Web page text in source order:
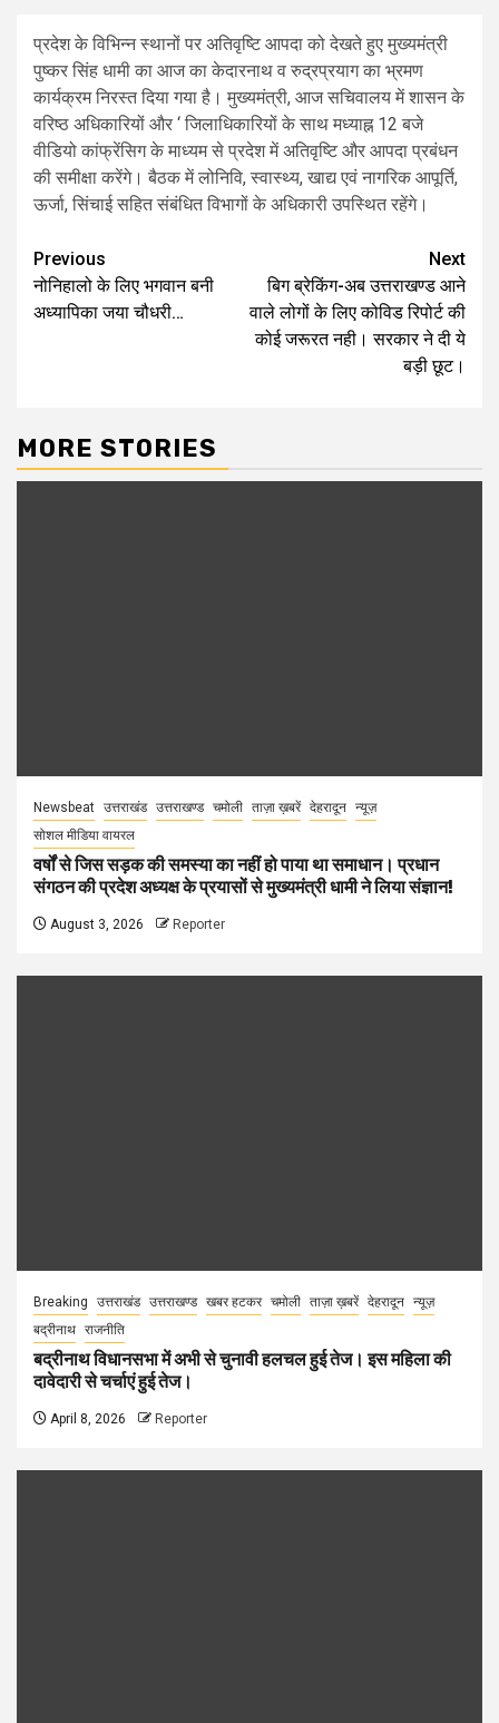
प्रदेश के विभिन्न स्थानों पर अतिवृष्टि आपदा को देखते हुए मुख्यमंत्री
पुष्कर सिंह धामी का आज का केदारनाथ व रुद्रप्रयाग का भ्रमण
कार्यक्रम निरस्त दिया गया है। मुख्यमंत्री, आज सचिवालय में शासन के
वरिष्ठ अधिकारियों और ‘ जिलाधिकारियों के साथ मध्याह्न 12 बजे
वीडियो कांफ्रेंसिग के माध्यम से प्रदेश में अतिवृष्टि और आपदा प्रबंधन
की समीक्षा करेंगे। बैठक में लोनिवि, स्वास्थ्य, खाद्य एवं नागरिक आपूर्ति,
ऊर्जा, सिंचाई सहित संबंधित विभागों के अधिकारी उपस्थित रहेंगे।
Post
navigation
Previous
नोनिहालो के लिए भगवान बनी
अध्यापिका जया चौधरी…
Next
बिग ब्रेकिंग-अब उत्तराखण्ड आने
वाले लोगों के लिए कोविड रिपोर्ट की
कोई जरूरत नही। सरकार ने दी ये
बड़ी छूट।
MORE STORIES
Newsbeat उत्तराखंड उत्तराखण्ड चमोली ताज़ा ख़बरें देहरादून न्यूज़
सोशल मीडिया वायरल
वर्षों से जिस सड़क की समस्या का नहीं हो पाया था समाधान। प्रधान
संगठन की प्रदेश अध्यक्ष के प्रयासों से मुख्यमंत्री धामी ने लिया संज्ञान!
August 3, 2026 Reporter
Breaking उत्तराखंड उत्तराखण्ड खबर हटकर चमोली ताज़ा ख़बरें देहरादून न्यूज़
बद्रीनाथ राजनीति
बद्रीनाथ विधानसभा में अभी से चुनावी हलचल हुई तेज। इस महिला की
दावेदारी से चर्चाएं हुई तेज।
April 8, 2026 Reporter